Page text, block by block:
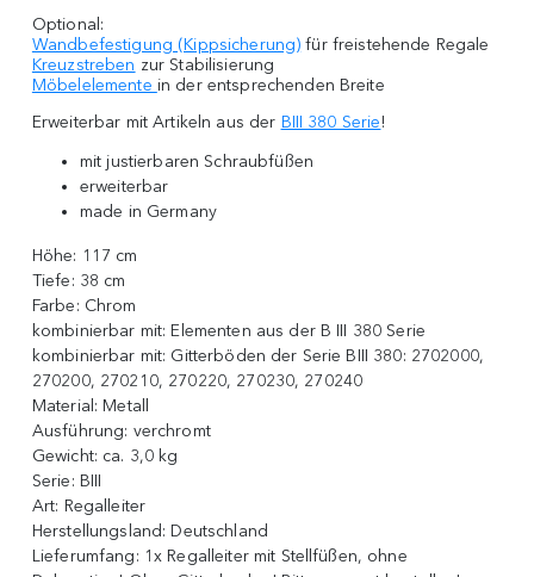
Optional:
Wandbefestigung (Kippsicherung) für freistehende Regale
Kreuzstreben zur Stabilisierung
Möbelelemente in der entsprechenden Breite
Erweiterbar mit Artikeln aus der BIII 380 Serie!
mit justierbaren Schraubfüßen
erweiterbar
made in Germany
Höhe: 117 cm
Tiefe: 38 cm
Farbe: Chrom
kombinierbar mit: Elementen aus der B III 380 Serie
kombinierbar mit: Gitterböden der Serie BIII 380: 2702000,
270200, 270210, 270220, 270230, 270240
Material: Metall
Ausführung: verchromt
Gewicht: ca. 3,0 kg
Serie: BIII
Art: Regalleiter
Herstellungsland: Deutschland
Lieferumfang: 1x Regalleiter mit Stellfüßen, ohne